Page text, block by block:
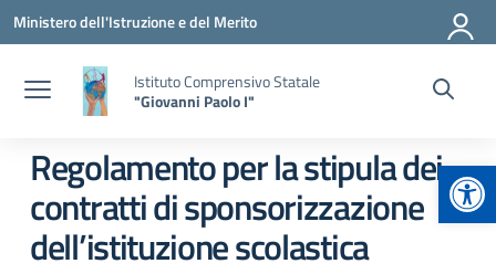
Vai ai contenuti
Vai al menu di navigazione
Vai al footer
Ministero dell'Istruzione e del Merito
Istituto Comprensivo Statale
"Giovanni Paolo I"
Regolamento per la stipula dei
contratti di sponsorizzazione
dell’istituzione scolastica